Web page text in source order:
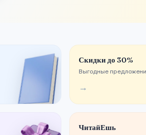
Скидки до 30%
Выгодные
→
ЧитайЕшь